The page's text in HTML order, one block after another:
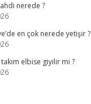
nerede ?
en çok nerede yetişir ?
elbise giyilir mi ?